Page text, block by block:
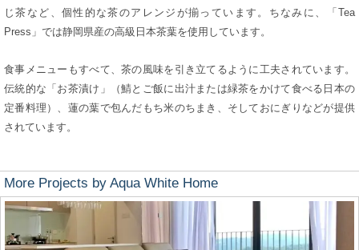
じ茶など、個性的な茶のアレンジが揃っています。ちなみに、「Tea
Press」では静岡県産の高級日本茶葉を使用しています。
食事メニューもすべて、茶の風味を引き立てるように工夫されています。
伝統的な「お茶漬け」（鯖とご飯に出汁または緑茶をかけて食べる日本の
定番料理）、蓮の葉で包んだもち米のちまき、そしておにぎりなどが提供
されています。
More Projects by Aqua White Home